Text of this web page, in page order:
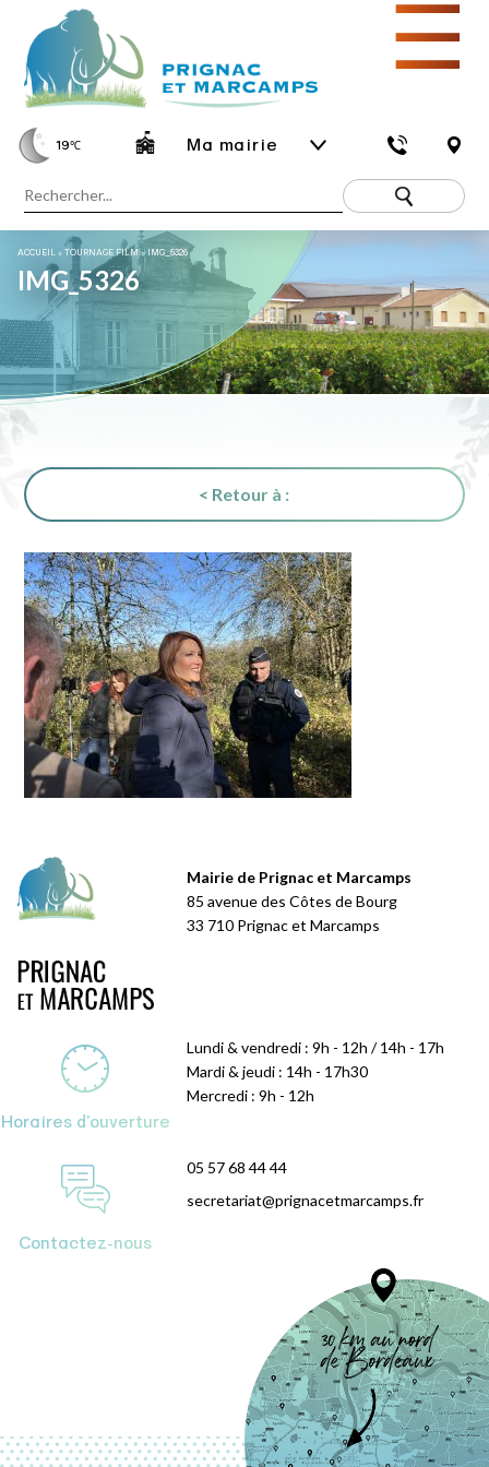
19℃ Ma mairie
☰
ACCUEIL »TOURNAGE FILM» IMG_5326
IMG_5326
< Retour à :
Mairie de Prignac et Marcamps
85 avenue des Côtes de Bourg
33 710 Prignac et Marcamps
Horaires d'ouverture
Lundi & vendredi : 9h - 12h / 14h - 17h
Mardi & jeudi : 14h - 17h30
Mercredi : 9h - 12h
Contactez-nous
05 57 68 44 44
secretariat@prignacetmarcamps.fr